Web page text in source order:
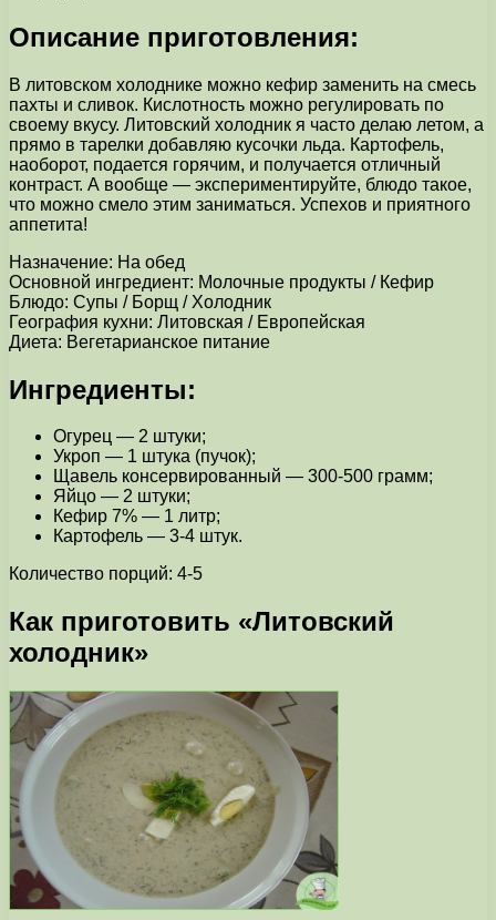
Описание приготовления:
В литовском холоднике можно кефир заменить на смесь
пахты и сливок. Кислотность можно регулировать по
своему вкусу. Литовский холодник я часто делаю летом, а
прямо в тарелки добавляю кусочки льда. Картофель,
наоборот, подается горячим, и получается отличный
контраст. А вообще — экспериментируйте, блюдо такое,
что можно смело этим заниматься. Успехов и приятного
аппетита!
Назначение: На обед
Основной ингредиент: Молочные продукты / Кефир
Блюдо: Супы / Борщ / Холодник
География кухни: Литовская / Европейская
Диета: Вегетарианское питание
Ингредиенты:
Огурец — 2 штуки;
Укроп — 1 штука (пучок);
Щавель консервированный — 300-500 грамм;
Яйцо — 2 штуки;
Кефир 7% — 1 литр;
Картофель — 3-4 штук.
Количество порций: 4-5
Как приготовить «Литовский
холодник»